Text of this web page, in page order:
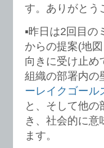
す。ありがとう
▪️昨日は2回目
からの提案(地
向きに受け止め
組織の部署内の
ーレイクゴール
と、そして他
き、社会的に意
ます。